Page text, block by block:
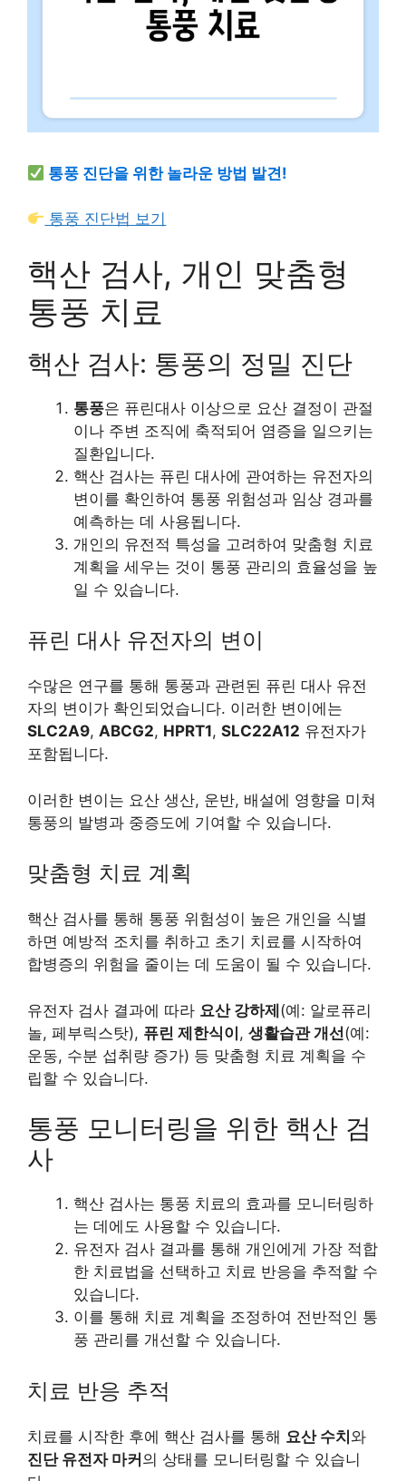
통풍 진단을 위한 놀라운 방법 발견!
통풍 진단법 보기
핵산 검사, 개인 맞춤형
통풍 치료
핵산 검사: 통풍의 정밀 진단
통풍은 퓨린대사 이상으로 요산 결정이 관절
이나 주변 조직에 축적되어 염증을 일으키는
질환입니다.
핵산 검사는 퓨린 대사에 관여하는 유전자의
변이를 확인하여 통풍 위험성과 임상 경과를
예측하는 데 사용됩니다.
개인의 유전적 특성을 고려하여 맞춤형 치료
계획을 세우는 것이 통풍 관리의 효율성을 높
일 수 있습니다.
퓨린 대사 유전자의 변이
수많은 연구를 통해 통풍과 관련된 퓨린 대사 유전
자의 변이가 확인되었습니다. 이러한 변이에는
SLC2A9, ABCG2, HPRT1, SLC22A12 유전자가
포함됩니다.
이러한 변이는 요산 생산, 운반, 배설에 영향을 미쳐
통풍의 발병과 중증도에 기여할 수 있습니다.
맞춤형 치료 계획
핵산 검사를 통해 통풍 위험성이 높은 개인을 식별
하면 예방적 조치를 취하고 초기 치료를 시작하여
합병증의 위험을 줄이는 데 도움이 될 수 있습니다.
유전자 검사 결과에 따라 요산 강하제(예: 알로퓨리
놀, 페부릭스탓), 퓨린 제한식이, 생활습관 개선(예:
운동, 수분 섭취량 증가) 등 맞춤형 치료 계획을 수
립할 수 있습니다.
통풍 모니터링을 위한 핵산 검
사
핵산 검사는 통풍 치료의 효과를 모니터링하
는 데에도 사용할 수 있습니다.
유전자 검사 결과를 통해 개인에게 가장 적합
한 치료법을 선택하고 치료 반응을 추적할 수
있습니다.
이를 통해 치료 계획을 조정하여 전반적인 통
풍 관리를 개선할 수 있습니다.
치료 반응 추적
치료를 시작한 후에 핵산 검사를 통해 요산 수치와
진단 유전자 마커의 상태를 모니터링할 수 있습니